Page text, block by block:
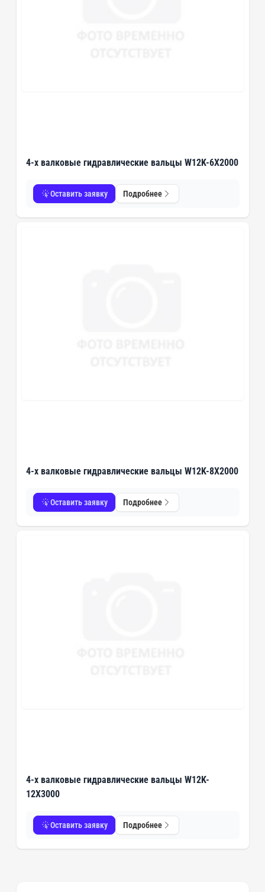
4-х валковые гидравлические вальцы W12K-6X2000
Оставить заявку Подробнее
4-х валковые гидравлические вальцы W12K-8X2000
Оставить заявку Подробнее
4-х валковые гидравлические вальцы W12K-
12X3000
Оставить заявку Подробнее